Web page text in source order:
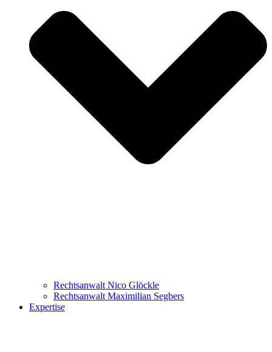
Rechtsanwalt Nico Glöckle
Rechtsanwalt Maximilian Segbers
Expertise